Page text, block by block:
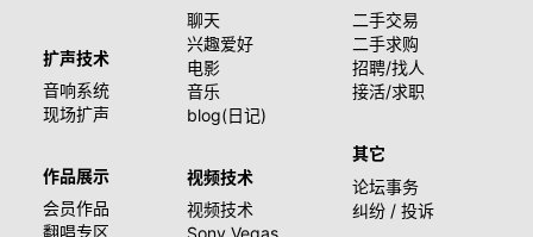
扩声技术
音响系统
现场扩声
作品展示
会员作品
翻唱专区
聊天
兴趣爱好
电影
音乐
blog(日记)
视频技术
视频技术
二手交易
二手求购
招聘/找人
接活/求职
其它
论坛事务
纠纷 / 投诉